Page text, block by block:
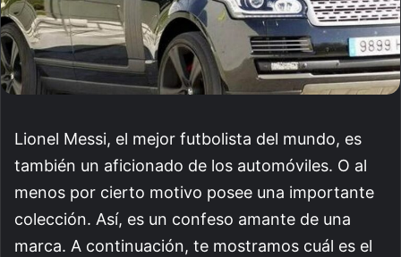
Lionel Messi, el mejor futbolista del mundo, es
también un aficionado de los automóviles. O al
menos por cierto motivo posee una importante
colección. Así, es un confeso amante de una
marca. A continuación, te mostramos cuál es el